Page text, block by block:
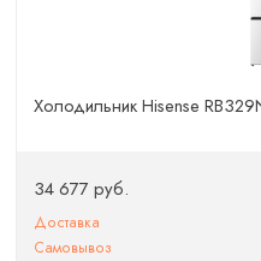
Холодильник Hisense
34 677 руб.
Доставка
Самовывоз